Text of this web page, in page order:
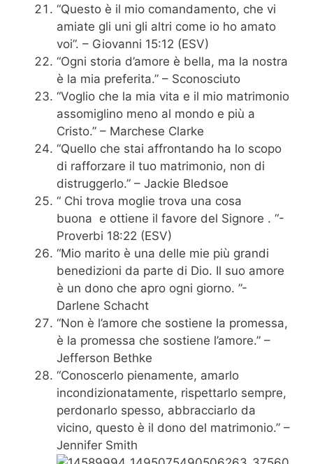
“Questo è il mio comandamento, che vi
amiate gli uni gli altri come io ho amato
voi”. – Giovanni 15:12 (ESV)
“Ogni storia d’amore è bella, ma la nostra
è la mia preferita.” – Sconosciuto
“Voglio che la mia vita e il mio matrimonio
assomiglino meno al mondo e più a
Cristo.” – Marchese Clarke
“Quello che stai affrontando ha lo scopo
di rafforzare il tuo matrimonio, non di
distruggerlo.” – Jackie Bledsoe
“ Chi trova moglie trova una cosa
buona e ottiene il favore del Signore . “-
Proverbi 18:22 (ESV)
“Mio marito è una delle mie più grandi
benedizioni da parte di Dio. Il suo amore
è un dono che apro ogni giorno. ”-
Darlene Schacht
“Non è l’amore che sostiene la promessa,
è la promessa che sostiene l’amore.” –
Jefferson Bethke
“Conoscerlo pienamente, amarlo
incondizionatamente, rispettarlo sempre,
perdonarlo spesso, abbracciarlo da
vicino, questo è il dono del matrimonio.” –
Jennifer Smith